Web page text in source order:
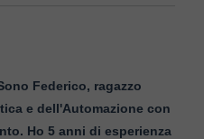
Federico, ragazzo
e dell'Automazione con
Ho 5 anni di esperienza